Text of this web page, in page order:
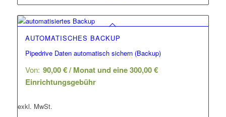
AUTOMATISCHES BACKUP
Pipedrive Daten automatisch sichern (Backup)
Von: 90,00€ / Monat und eine300,00€
Einrichtungsgebühr
exkl. MwSt.